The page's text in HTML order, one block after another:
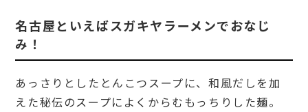
名古屋といえばスガキヤラーメンでおなじ
み！
あっさりとしたとんこつスープに、 和風だしを加
えた秘伝のスープによくからむもっちりした麺。